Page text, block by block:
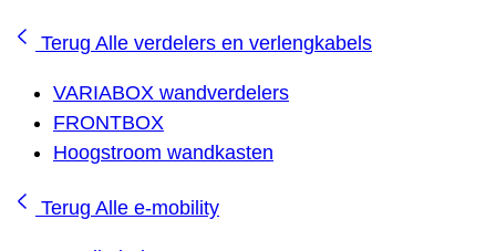
Terug Alle verdelers en verlengkabels
VARIABOX wandverdelers
FRONTBOX
Hoogstroom wandkasten
Terug Alle e-mobility